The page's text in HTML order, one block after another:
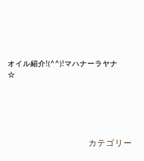
オイル紹介!(^^)!マハナーラヤナ
☆
カテゴリー